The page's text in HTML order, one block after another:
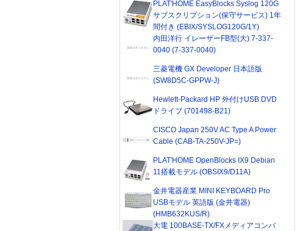
PLAT'HOME EasyBlocks Syslog 120G
サブスクリプション(保守サービス) 1年
間付き (EBIX/SYSLOG120G/1Y)
内田洋行 イレーザーFB型(大) 7-337-
0040 (7-337-0040)
三菱電機 GX Developer 日本語版
(SW8D5C-GPPW-J)
Hewlett-Packard HP 外付けUSB DVD
ドライブ (701498-B21)
CISCO Japan 250V AC Type A Power
Cable (CAB-TA-250V-JP=)
PLAT'HOME OpenBlocks IX9 Debian
11搭載モデル (OBSIX9/D11A)
金井電器産業 MINI KEYBOARD Pro
USBモデル 英語版 (金井電器)
(HMB632KUS/R)
大電 100BASE-TX/FXメディアコンバ